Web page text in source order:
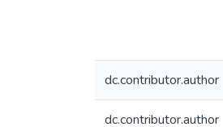
dc.contributor.author
dc.contributor.author